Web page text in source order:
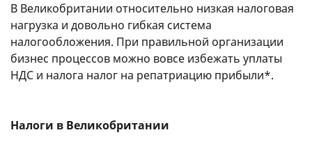
В Великобритании относительно низкая налоговая
нагрузка и довольно гибкая система
налогообложения. При правильной организации
бизнес процессов можно вовсе избежать уплаты
НДС и налога налог на репатриацию прибыли*.
Налоги в Великобритании